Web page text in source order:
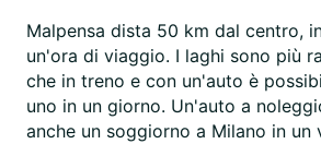
Malpensa dista 50 km dal centro,
un'ora di viaggio. I laghi sono più
che in treno e con un'auto è
uno in un giorno. Un'auto a
anche un soggiorno a Milano in un